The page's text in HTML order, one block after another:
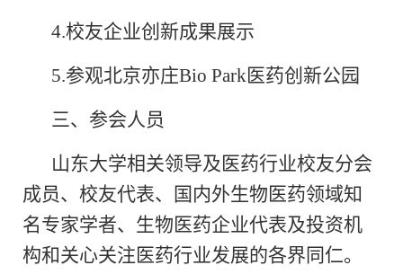
4.校友企业创新成果展示
5.参观北京亦庄Bio Park医药创新公园
三、参会人员
山东大学相关领导及医药行业校友分会
成员、校友代表、国内外生物医药领域知
名专家学者、生物医药企业代表及投资机
构和关心关注医药行业发展的各界同仁。